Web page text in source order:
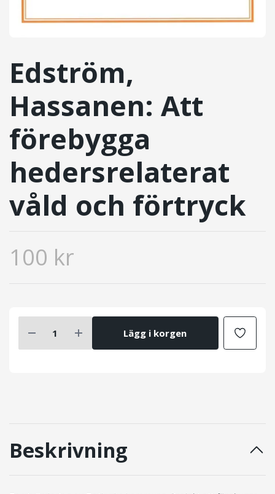
Edström,
Hassanen: Att
förebygga
hedersrelaterat
våld och förtryck
100 kr
Lägg i korgen
Beskrivning